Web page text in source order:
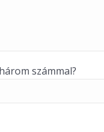
számmal?